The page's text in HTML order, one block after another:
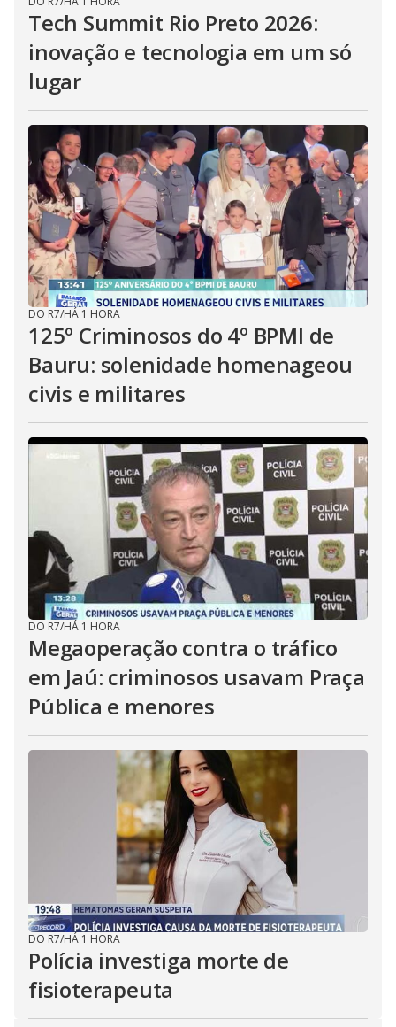
Tech Summit Rio Preto 2026:
inovação e tecnologia em um só
lugar
DO R7/HÁ 1 HORA
125º Criminosos do 4º BPMI de
Bauru: solenidade homenageou
civis e militares
DO R7/HÁ 1 HORA
Megaoperação contra o tráfico
em Jaú: criminosos usavam Praça
Pública e menores
DO R7/HÁ 1 HORA
Polícia investiga morte de
fisioterapeuta